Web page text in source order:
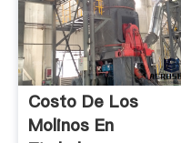
Costo De Los
Molinos En